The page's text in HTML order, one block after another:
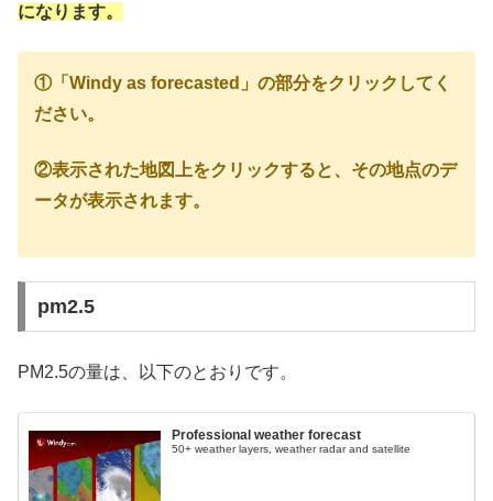
になります。
①「Windy as forecasted」の部分をクリックしてく
ださい。
②表示された地図上をクリックすると、その地点のデ
ータが表示されます。
pm2.5
PM2.5の量は、以下のとおりです。
Professional weather forecast
50+ weather layers, weather radar and satellite